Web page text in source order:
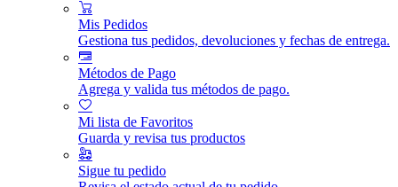
Mis Pedidos
Gestiona tus pedidos, devoluciones y fechas de entrega.
Métodos de Pago
Agrega y valida tus métodos de pago.
Mi lista de Favoritos
Guarda y revisa tus productos
Sigue tu pedido